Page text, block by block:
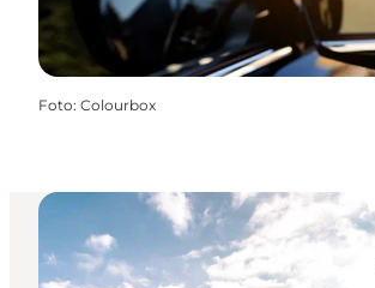
Foto: Colourbox